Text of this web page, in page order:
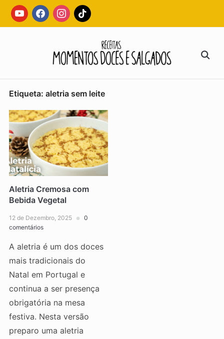
Skipyoutubefacebookinstagram
tiktok
Search
for:
Etiqueta: aletria sem leite
Aletria Cremosa com
Bebida Vegetal
12 de Dezembro, 2025
0
comentários
A aletria é um dos doces
mais tradicionais do
Natal em Portugal e
continua a ser presença
obrigatória na mesa
festiva. Nesta versão
preparo uma aletria